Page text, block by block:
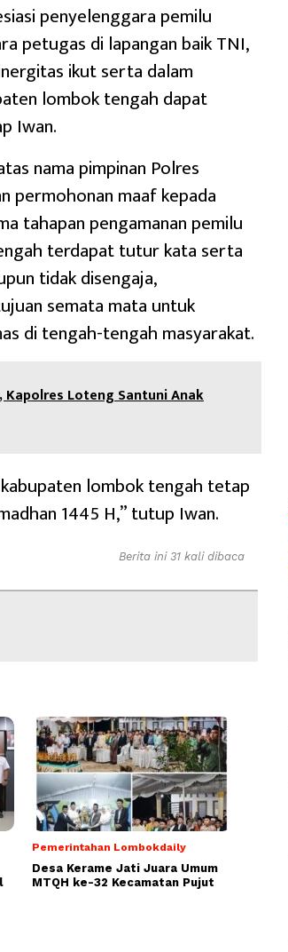
penyelenggara pemilu
petugas di lapangan baik TNI,
ikut serta dalam
lombok tengah dapat
Iwan.
nama pimpinan Polres
permohonan maaf kepada
tahapan pengamanan pemilu
terdapat tutur kata serta
tidak disengaja,
semata mata untuk
di tengah-tengah masyarakat.
Loteng Santuni Anak
lombok tengah tetap
1445 H,” tutup Iwan.
Berita ini 31 kali dibaca
Pemerintahan Lombokdaily
Desa Kerame Jati Juara Umum
MTQH ke-32 Kecamatan Pujut